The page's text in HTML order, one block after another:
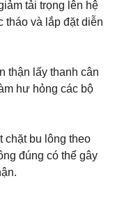
tải trọng lên hệ
tháo và lắp đặt diễn
thận lấy thanh cân
hư hỏng các bộ
chặt bu lông theo
đúng có thể gây